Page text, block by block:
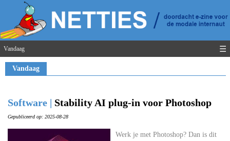
Vandaag ☰
Vandaag
Software | Stability AI plug-in voor Photoshop
Gepubliceerd op: 2025-08-28
Werk je met Photoshop? Dan is dit